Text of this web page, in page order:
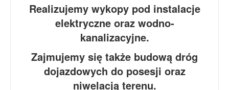
Realizujemy wykopy pod instalacje
elektryczne oraz wodno-
kanalizacyjne.
Zajmujemy się także budową dróg
dojazdowych do posesji oraz
niwelacją terenu.